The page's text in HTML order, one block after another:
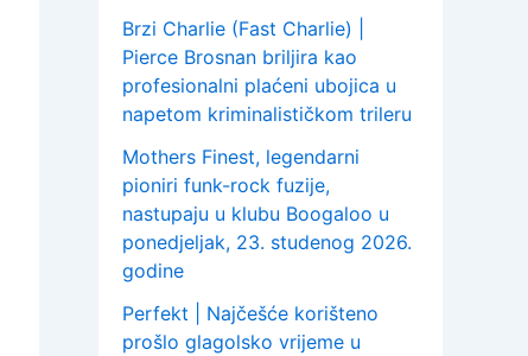
Brzi Charlie (Fast Charlie) |
Pierce Brosnan briljira kao
profesionalni plaćeni ubojica u
napetom kriminalističkom trileru
Mothers Finest, legendarni
pioniri funk-rock fuzije,
nastupaju u klubu Boogaloo u
ponedjeljak, 23. studenog 2026.
godine
Perfekt | Najčešće korišteno
prošlo glagolsko vrijeme u